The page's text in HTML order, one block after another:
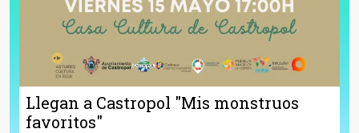
Llegan a Castropol "Mis monstruos
favoritos"